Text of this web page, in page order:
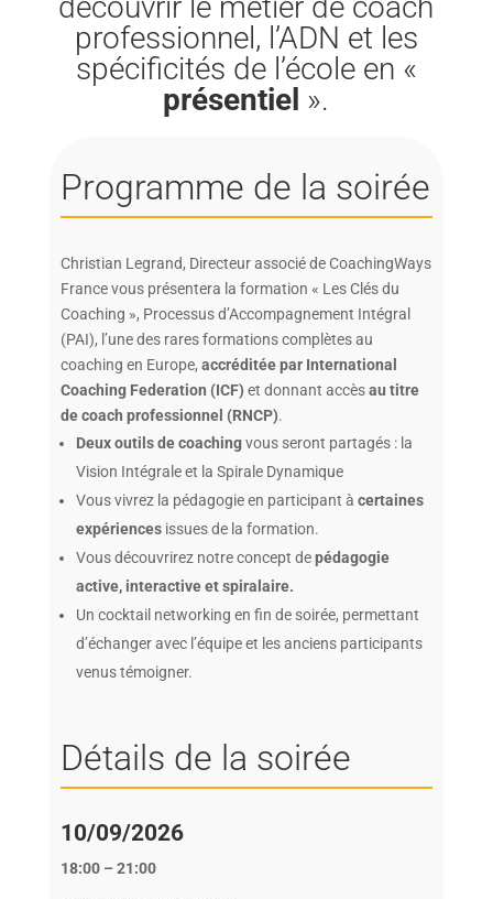
professionnel, l’ADN et les
spécificités de l’école en «
présentiel ».
Programme de la soirée
Christian Legrand, Directeur associé de CoachingWays
France vous présentera la formation « Les Clés du
Coaching », Processus d’Accompagnement Intégral
(PAI), l’une des rares formations complètes au
coaching en Europe, accréditée par International
Coaching Federation (ICF) et donnant accèsau titre
de coach professionnel (RNCP).
Deux outils de coaching vous seront partagés : la
Vision Intégrale et la Spirale Dynamique
Vous vivrez la pédagogie en participant à certaines
expériencesissues de la formation.
Vous découvrirez notre concept de pédagogie
active, interactive et spiralaire.
Un cocktail networking en fin de soirée, permettant
d’échanger avec l’équipe et les anciens participants
venus témoigner.
Détails de la soirée
10/09/2026
18:00 – 21:00